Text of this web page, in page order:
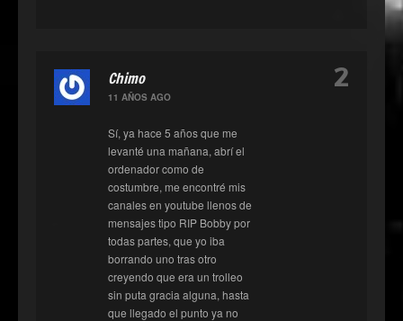
Chimo
11 AÑOS AGO
Sí, ya hace 5 años que me
levanté una mañana, abrí el
ordenador como de
costumbre, me encontré mis
canales en youtube llenos de
mensajes tipo RIP Bobby por
todas partes, que yo iba
borrando uno tras otro
creyendo que era un trolleo
sin puta gracia alguna, hasta
que llegado el punto ya no
2